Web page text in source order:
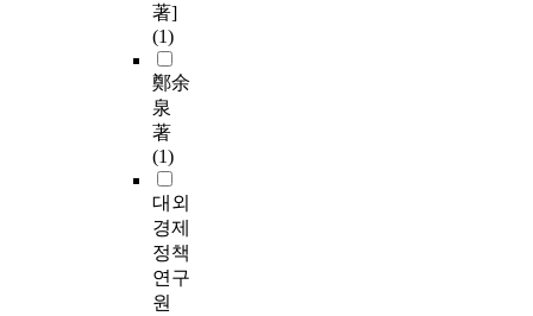
著]
(1)
鄭余
泉
著
(1)
대외
경제
정책
연구
원